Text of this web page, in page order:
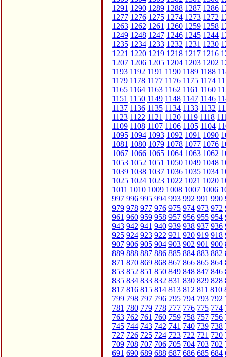
1291 1290 1289 1288 1287 1286
1277 1276 1275 1274 1273 1272
1263 1262 1261 1260 1259 1258
1249 1248 1247 1246 1245 1244
1235 1234 1233 1232 1231 1230
1221 1220 1219 1218 1217 1216
1207 1206 1205 1204 1203 1202
1193 1192 1191 1190 1189 1188
1179 1178 1177 1176 1175 1174
1165 1164 1163 1162 1161 1160
1151 1150 1149 1148 1147 1146
1137 1136 1135 1134 1133 1132
1123 1122 1121 1120 1119 1118
1109 1108 1107 1106 1105 1104
1095 1094 1093 1092 1091 1090
1081 1080 1079 1078 1077 1076
1067 1066 1065 1064 1063 1062
1053 1052 1051 1050 1049 1048
1039 1038 1037 1036 1035 1034
1025 1024 1023 1022 1021 1020
1011 1010 1009 1008 1007 1006
997 996 995 994 993 992 991 990
979 978 977 976 975 974 973 972
961 960 959 958 957 956 955 954
943 942 941 940 939 938 937 936
925 924 923 922 921 920 919 918
907 906 905 904 903 902 901 900
889 888 887 886 885 884 883 882
871 870 869 868 867 866 865 864
853 852 851 850 849 848 847 846
835 834 833 832 831 830 829 828
817 816 815 814 813 812 811 810
799 798 797 796 795 794 793 792
781 780 779 778 777 776 775 774
763 762 761 760 759 758 757 756
745 744 743 742 741 740 739 738
727 726 725 724 723 722 721 720
709 708 707 706 705 704 703 702
691 690 689 688 687 686 685 684